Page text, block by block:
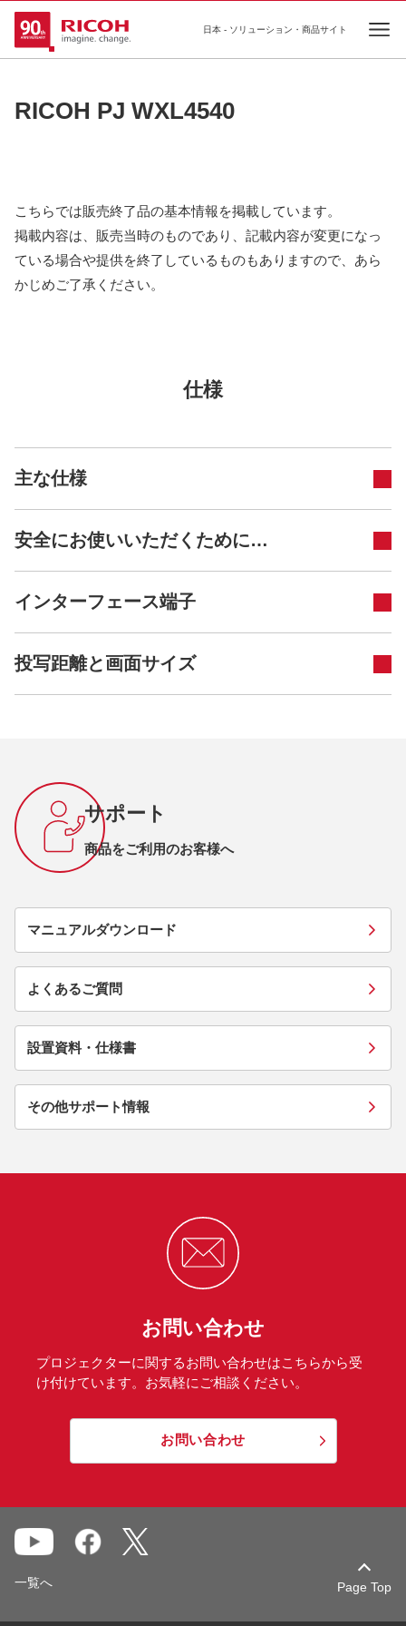
日本 - ソリューション・商品サイト
RICOH PJ WXL4540
こちらでは販売終了品の基本情報を掲載しています。
掲載内容は、販売当時のものであり、記載内容が変更になっ
ている場合や提供を終了しているものもありますので、あら
かじめご了承ください。
仕様
主な仕様
安全にお使いいただくために…
インターフェース端子
投写距離と画面サイズ
サポート
商品をご利用のお客様へ
マニュアルダウンロード
よくあるご質問
設置資料・仕様書
その他サポート情報
お問い合わせ
プロジェクターに関するお問い合わせはこちらから受
け付けています。お気軽にご相談ください。
お問い合わせ
Page Top
一覧へ